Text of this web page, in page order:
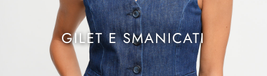
GILET E SMANICATI